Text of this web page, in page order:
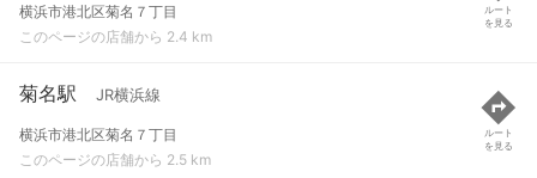
横浜市港北区菊名７丁目
このページの店舗から 2.4 km
ルート
を見る
菊名駅 JR横浜線
横浜市港北区菊名７丁目
このページの店舗から 2.5 km
ルート
を見る